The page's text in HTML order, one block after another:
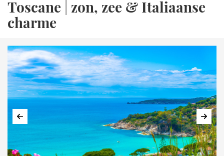
Toscane
zon, zee & Italiaanse
charme
Vorige